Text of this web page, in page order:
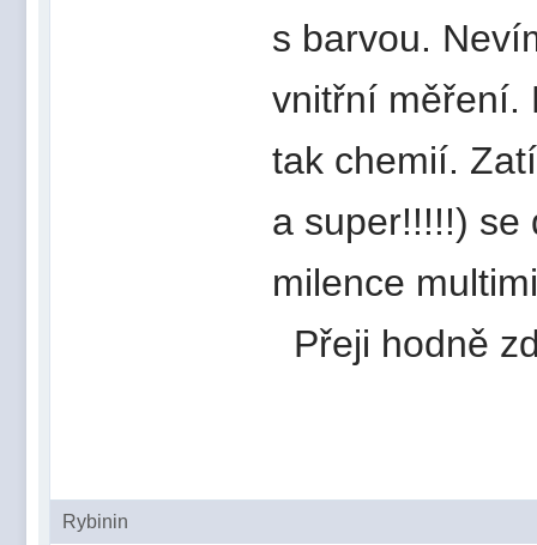
s barvou.
vnitřní měření.
tak chemií.
a super!!!!!) se
milence
Přeji hodně
Rybinin